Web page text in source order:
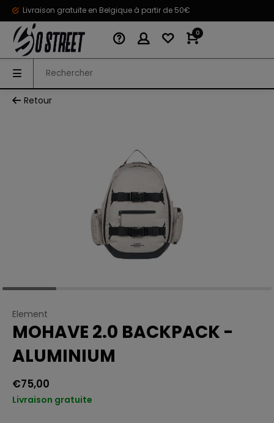
Livraison gratuite en Belgique à partir de 50€
0
Retour
Element
MOHAVE 2.0 BACKPACK -
ALUMINIUM
€75,00
Livraison gratuite